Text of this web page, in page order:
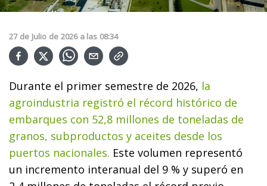
27 de Julio de 2026 a las 08:34
Durante el primer semestre de 2026, la
agroindustria registró el récord histórico de
embarques con 52,8 millones de toneladas de
granos, subproductos y aceites desde los
puertos nacionales. Este volumen representó
un incremento interanual del 9 % y superó en